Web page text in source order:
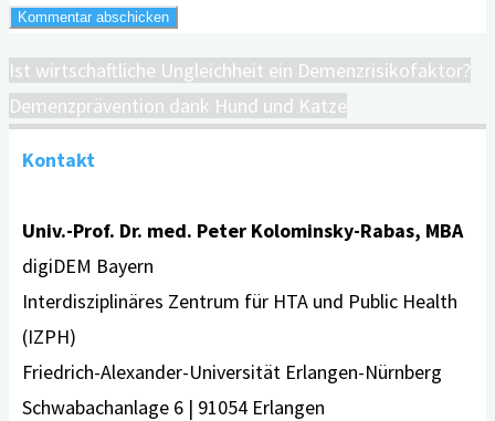
Ist wirtschaftliche Ungleichheit ein Demenzrisikofaktor?
Demenzprävention dank Hund und Katze
Kontakt
Univ.-Prof. Dr. med. Peter Kolominsky-Rabas, MBA
digiDEM Bayern
Interdisziplinäres Zentrum für HTA und Public Health
(IZPH)
Friedrich-Alexander-Universität Erlangen-Nürnberg
Schwabachanlage 6 | 91054 Erlangen